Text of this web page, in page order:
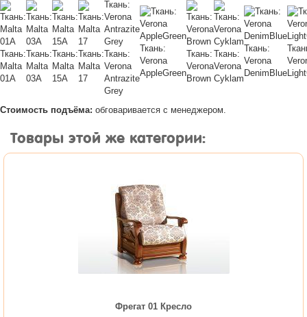
Ткань:
Malta
01А
Ткань:
Malta
03А
Ткань:
Malta
15А
Ткань:
Malta
17
Ткань:
Verona
Antrazite
Grey
Ткань:
Verona
AppleGreen
Ткань:
Verona
Brown
Ткань:
Verona
Cyklam
Ткань:
Verona
DenimBlue
Стоимость подъёма: обговаривается с менеджером.
Товары этой же категории:
Фрегат 01 Кресло